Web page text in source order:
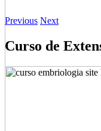
Previous Next
Curso de